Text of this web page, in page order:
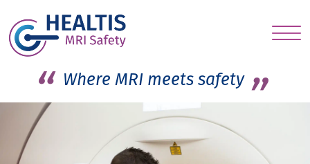
Where MRI meets safety